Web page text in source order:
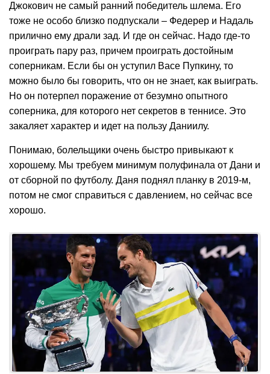
Джокович не самый ранний победитель шлема. Его
тоже не особо близко подпускали – Федерер и Надаль
прилично ему драли зад. И где он сейчас. Надо где-то
проиграть пару раз, причем проиграть достойным
соперникам. Если бы он уступил Васе Пупкину, то
можно было бы говорить, что он не знает, как выиграть.
Но он потерпел поражение от безумно опытного
соперника, для которого нет секретов в теннисе. Это
закаляет характер и идет на пользу Даниилу.
Понимаю, болельщики очень быстро привыкают к
хорошему. Мы требуем минимум полуфинала от Дани и
от сборной по футболу. Даня поднял планку в 2019-м,
потом не смог справиться с давлением, но сейчас все
хорошо.